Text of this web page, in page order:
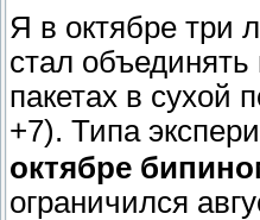
Я в октябре три
стал
пакетах в сухой
+7). Типа
октябре
ограничился